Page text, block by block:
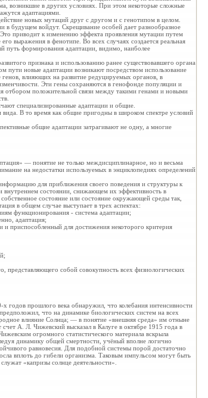
возникшие в других условиях. При этом некоторые сложные
адаптациями.
новых мутаций друг с другом и с генотипом в целом.
в будущем войдут. Скрещивание особей дает разнообразное
приводит к изменению эффекта проявления мутации путем
выражения в фенотипе. Во всех случаях создается реальная
путь формирования адаптации, видимо, наиболее
признака и использованию ранее существовавшего органа
пути новые адаптации возникают посредством использование
влияющих на развитие редуцируемых органов, в
Эти гены сохраняются в генофонде популяции и
отбором положительной связи между такими генами и новыми
специализированные адаптации и общие.
В то время как общие пригодны в широком спектре условий
общие адаптации затрагивают не одну, а многие
— понятие не только междисциплинарное, но и весьма
на недостатки используемых в энциклопедиях определений
для приближения своего поведения и структуры к
состоянии, снижающем их эффективность в
состояние или состояние окружающей среды так,
в общем случае выступает в трех аспектах:
функционирования - система адаптации;
адаптация;
и приспособленный для достижения некоторого критерия
представляющего собой совокупность всех физиологических
годов прошлого века обнаружил, что колебания интенсивности
что на динамике биологических систем на всех
влияние Солнца; — в понятие «внешняя среда» им отныне
А. Л. Чижевский высказал в Калуге в октябре 1915 года в
огромного статистического материала вскрыла
динамику общей смертности, учёный вполне логично
равновесия. Для подобной системы порой достаточно
вплоть до гибели организма. Таковым импульсом могут быть
служат «капризы солнце деятельности».